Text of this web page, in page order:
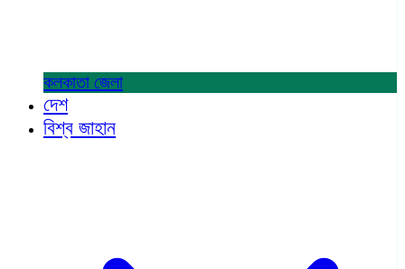
কলকাতা জেলা
দেশ
বিশ্ব জাহান